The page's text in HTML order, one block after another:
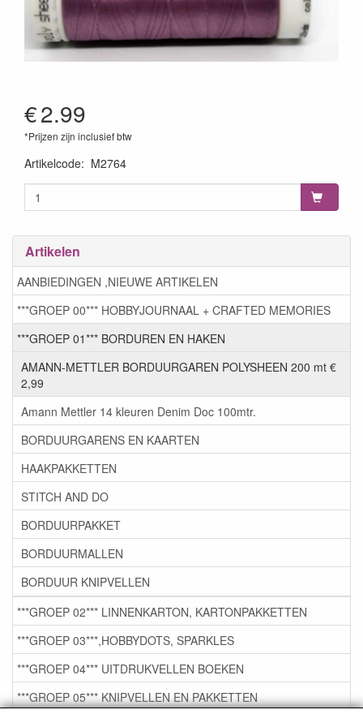
€2.99
*Prijzen zijn inclusief btw
Artikelcode: M2764
Artikelen
AANBIEDINGEN ,NIEUWE ARTIKELEN
***GROEP 00*** HOBBYJOURNAAL + CRAFTED MEMORIES
***GROEP 01*** BORDUREN EN HAKEN
AMANN-METTLER BORDUURGAREN POLYSHEEN 200 mt €
2,99
Amann Mettler 14 kleuren Denim Doc 100mtr.
BORDUURGARENS EN KAARTEN
HAAKPAKKETTEN
STITCH AND DO
BORDUURPAKKET
BORDUURMALLEN
BORDUUR KNIPVELLEN
***GROEP 02*** LINNENKARTON, KARTONPAKKETTEN
***GROEP 03***,HOBBYDOTS, SPARKLES
***GROEP 04*** UITDRUKVELLEN BOEKEN
***GROEP 05*** KNIPVELLEN EN PAKKETTEN